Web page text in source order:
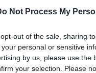
Not Process My
out of the sale, sharing
personal or sensitive
by us, please use the
your selection. Please
ΜΑΣ